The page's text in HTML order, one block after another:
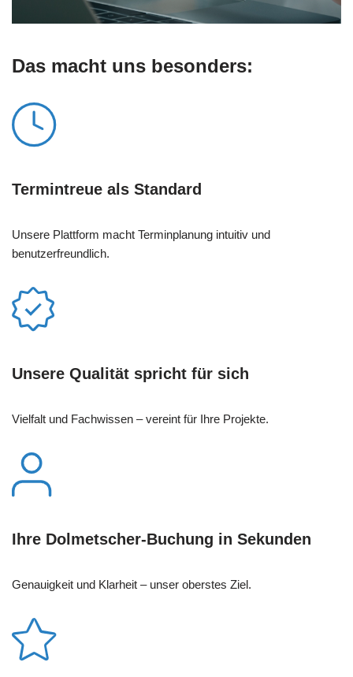
Das macht uns besonders:
Termintreue als Standard
Unsere Plattform macht Terminplanung intuitiv und
benutzerfreundlich.
Unsere Qualität spricht für sich
Vielfalt und Fachwissen – vereint für Ihre Projekte.
Ihre Dolmetscher-Buchung in Sekunden
Genauigkeit und Klarheit – unser oberstes Ziel.